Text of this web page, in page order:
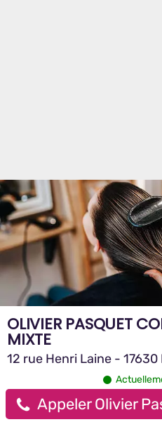
OLIVIER PASQUET
MIXTE
12 rue Henri Laine -
Appeler Olivier